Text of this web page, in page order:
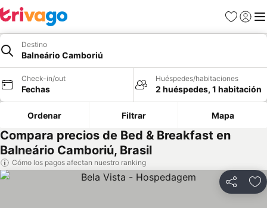
Favoritos
Iniciar
Destino
Balneário Camboriú
Check-in/out
Fechas
Huéspedes/habitaciones
2 huéspedes, 1 habitación
Ordenar Filtrar Mapa
Compara precios de Bed & Breakfast en
Balneário Camboriú, Brasil
Cómo los pagos afectan nuestro ranking
Compartir